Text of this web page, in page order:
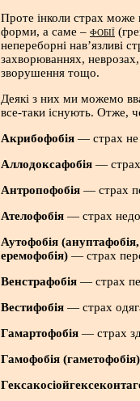
Проте інколи страх може
форми, а саме – ФОБІЇ
непереборні нав’язливі
захворюваннях, неврозах,
зворушення тощо.
Деякі з них ми можемо
все-таки існують. Отже,
Акрибофобія — страх не
Аллодоксафобія — страх
Антропофобія — страх
Ателофобія — страх
Аутофобія
еремофобія) — страх
Венстрафобія — страх
Вестифобія — страх
Гамартофобія — страх
Гамофобія (гаметофобія)